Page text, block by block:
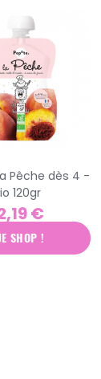
Pêche dès 4 -
120gr
€
SHOP !